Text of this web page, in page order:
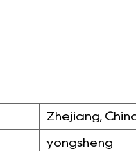
Zhejiang,
yongsheng